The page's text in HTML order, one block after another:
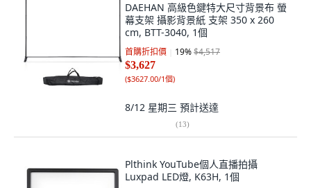
DAEHAN 高級色鍵特大尺寸背景布 螢
幕支架 攝影背景紙 支架 350 x 260
cm, BTT-3040, 1個
首購折扣價 19%$4,517
$3,627
($3627.00/1個)
8/12 星期三 預計送達
(13)
Plthink YouTube個人直播拍攝
Luxpad LED燈, K63H, 1個